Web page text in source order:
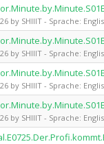
by SHIIIT - Sprache:
by SHIIIT - Sprache:
by SHIIIT - Sprache:
by SHIIIT - Sprache: